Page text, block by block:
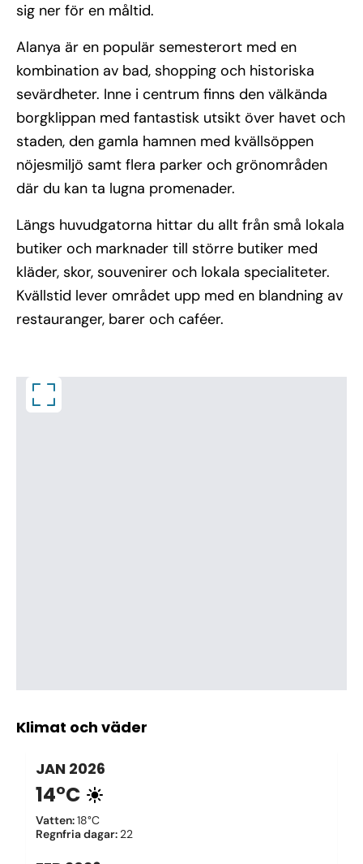
sig ner för en måltid.
Alanya är en populär semesterort med en
kombination av bad, shopping och historiska
sevärdheter. Inne i centrum finns den välkända
borgklippan med fantastisk utsikt över havet och
staden, den gamla hamnen med kvällsöppen
nöjesmiljö samt flera parker och grönområden
där du kan ta lugna promenader.
Längs huvudgatorna hittar du allt från små lokala
butiker och marknader till större butiker med
kläder, skor, souvenirer och lokala specialiteter.
Kvällstid lever området upp med en blandning av
restauranger, barer och caféer.
Klimat och väder
JAN 2026
14°C
Vatten:18°C
Regnfria dagar: 22